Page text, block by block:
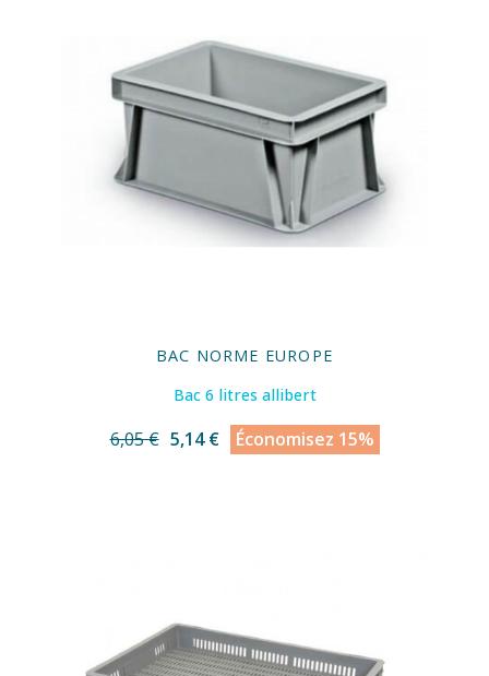
BAC NORME EUROPE
Bac 6 litres allibert
6,05 € 5,14 € Économisez 15%